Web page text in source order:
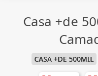
Casa +de
CASA +DE 500MIL